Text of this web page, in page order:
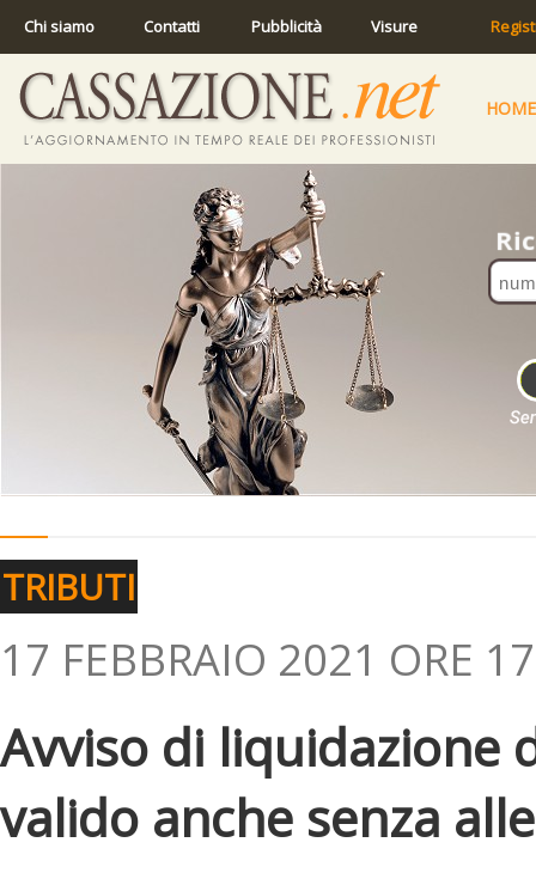
Chi siamo Contatti Pubblicità Visure
HOME
TRIBUTI
17 FEBBRAIO 2021 ORE
Avviso di liquidazione
valido anche senza